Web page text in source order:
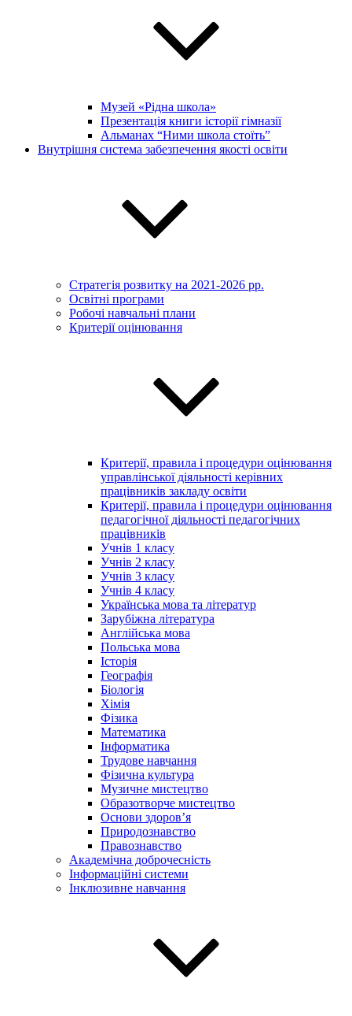
Музей «Рідна школа»
Презентація книги історії гімназії
Альманах “Ними школа стоїть”
Внутрішня система забезпечення якості освіти
Стратегія розвитку на 2021-2026 рр.
Освітні програми
Робочі навчальні плани
Критерії оцінювання
Критерії, правила і процедури оцінювання
управлінської діяльності керівних
працівників закладу освіти
Критерії, правила і процедури оцінювання
педагогічної діяльності педагогічних
працівників
Учнів 1 класу
Учнів 2 класу
Учнів 3 класу
Учнів 4 класу
Українська мова та літератур
Зарубіжна література
Англійська мова
Польська мова
Історія
Географія
Біологія
Хімія
Фізика
Математика
Інформатика
Трудове навчання
Фізична культура
Музичне мистецтво
Образотворче мистецтво
Основи здоров’я
Природознавство
Правознавство
Академічна доброчесність
Інформаційні системи
Інклюзивне навчання